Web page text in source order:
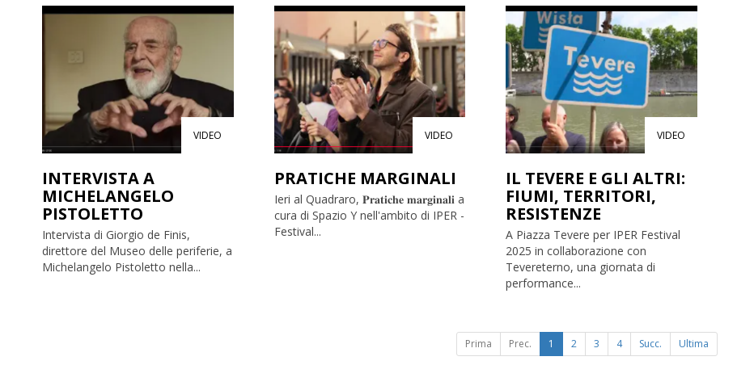
VIDEO
INTERVISTA A
MICHELANGELO
PISTOLETTO
Intervista di Giorgio de Finis,
direttore del Museo delle periferie, a
Michelangelo Pistoletto nella...
VIDEO
PRATICHE MARGINALI
Ieri al Quadraro, 𝐏𝐫𝐚𝐭𝐢𝐜𝐡𝐞 𝐦𝐚𝐫𝐠𝐢𝐧𝐚𝐥𝐢 a
cura di Spazio Y nell'ambito di IPER -
Festival...
VIDEO
IL TEVERE E GLI ALTRI:
FIUMI, TERRITORI,
RESISTENZE
A Piazza Tevere per IPER Festival
2025 in collaborazione con
Tevereterno, una giornata di
performance...
Prima Prec. 1 2 3 4 Succ. Ultima